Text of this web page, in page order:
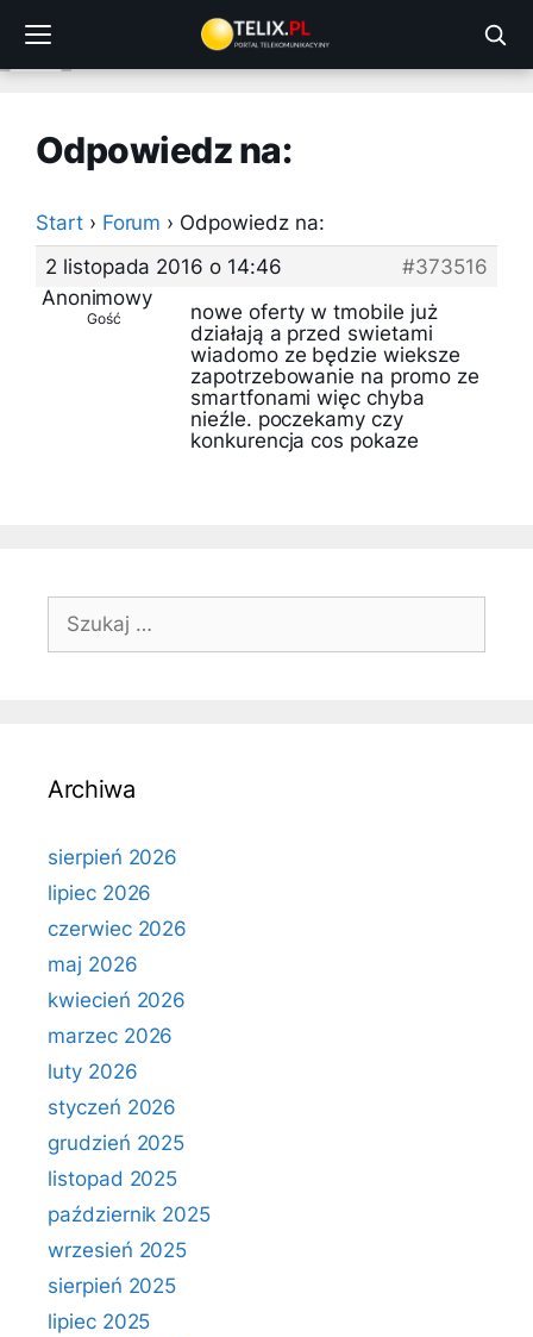
treści
Odpowiedz na:
Start › Forum › Odpowiedz na:
2 listopada 2016 o 14:46
#373516
Anonimowy
Gość
nowe oferty w tmobile już
działają a przed swietami
wiadomo ze będzie wieksze
zapotrzebowanie na promo ze
smartfonami więc chyba
nieźle. poczekamy czy
konkurencja cos pokaze
Szukaj:
Archiwa
sierpień 2026
lipiec 2026
czerwiec 2026
maj 2026
kwiecień 2026
marzec 2026
luty 2026
styczeń 2026
grudzień 2025
listopad 2025
październik 2025
wrzesień 2025
sierpień 2025
lipiec 2025